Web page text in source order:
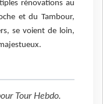
rénovations au
et du Tambour,
se voient de loin,
Tour Hebdo.